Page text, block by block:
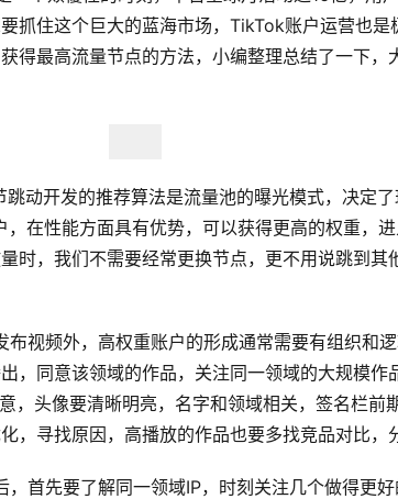
抓住这个巨大的蓝海市场，TikTok账户运营也是
得最高流量节点的方法，小编整理总结了一下，
动开发的推荐算法是流量池的曝光模式，决定
在性能方面具有优势，可以获得更高的权重，进
时，我们不需要经常更换节点，更不用说跳到其
视频外，高权重账户的形成通常需要有组织和
，同意该领域的作品，关注同一领域的大规模作
，头像要清晰明亮，名字和领域相关，签名栏前
，寻找原因，高播放的作品也要多找竞品对比，
首先要了解同一领域IP，时刻关注几个做得更